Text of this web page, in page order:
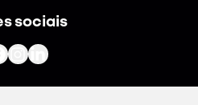
sociais